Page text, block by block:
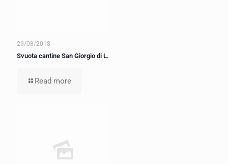
29/08/2018
Svuota cantine San Giorgio di L.
Read more